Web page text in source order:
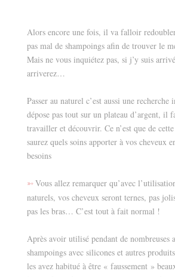
Alors encore une fois, il va falloir
pas mal de shampoings afin de trouver le
Mais ne vous inquiétez pas, si j’y suis
arriverez…
Passer au naturel c’est aussi une recherche
dépose pas tout sur un plateau d’argent, il
travailler et découvrir. Ce n’est que de
saurez quels soins apporter à vos cheveux
besoins
➳ Vous allez remarquer qu’avec
naturels, vos cheveux seront ternes, pas
pas les bras… C’est tout à fait normal !
Après avoir utilisé pendant de nombreuses
shampoings avec silicones et autres
les avez habitué à être « faussement »